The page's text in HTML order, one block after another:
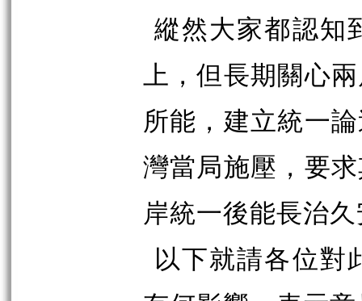
縱然大家都認知
上，但長期關心
所能，建立統一
灣當局施壓，要
岸統一後能長治
以下就請各位對